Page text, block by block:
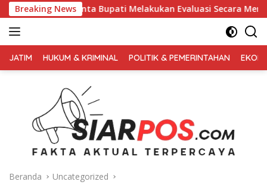
Langsung
ke
konten
Breaking News
Melakukan Evaluasi Secara Menyeluruh
TERPERCAYA
JATIM HUKUM & KRIMINAL POLITIK & PEMERINTAHAN
Beranda Uncategorized